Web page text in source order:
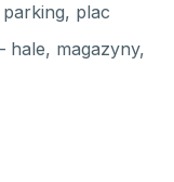
plac
hale, magazyny,